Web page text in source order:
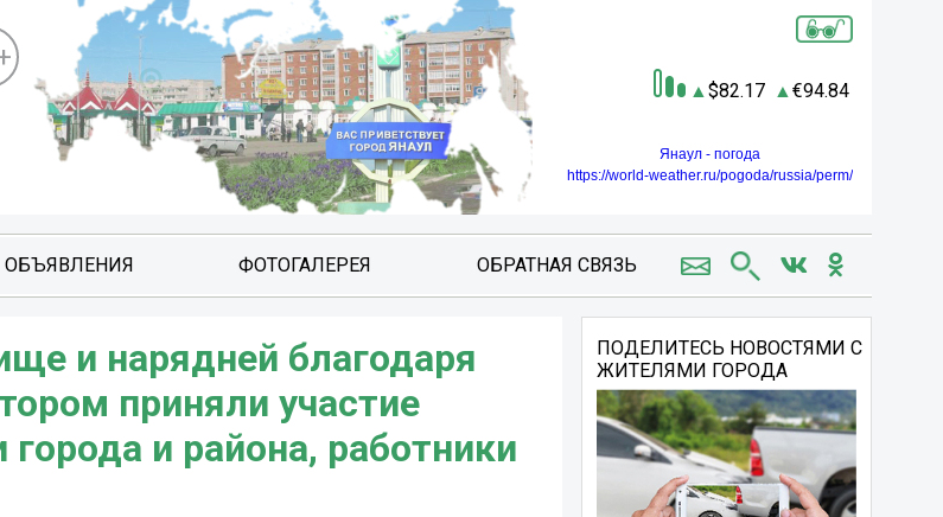
82.17 94.84
Янаул - погода
https://world-weather.ru/pogoda/russia/perm/
ОБЪЯВЛЕНИЯ ФОТОГАЛЕРЕЯ ОБРАТНАЯ СВЯЗЬ
и нарядней благодаря
приняли участие
и района, работники
ПОДЕЛИТЕСЬ НОВОСТЯМИ С
ЖИТЕЛЯМИ ГОРОДА